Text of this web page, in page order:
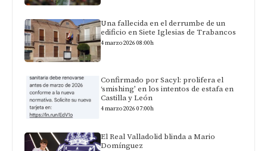
Una fallecida en el derrumbe de un
edificio en Siete Iglesias de Trabancos
4 marzo 2026 08:00h
Confirmado por Sacyl: prolifera el
‘smishing’ en los intentos de estafa en
Castilla y León
4 marzo 2026 07:00h
El Real Valladolid blinda a Mario
Domínguez